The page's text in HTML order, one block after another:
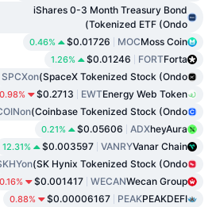
iShares 0-3 Month Treasury Bond
Tokenized ETF (Ondo)
Moss Coin
MOC
$0.01726
0.46%
Forta
FORT
$0.01246
1.26%
SpaceX Tokenized Stock (Ondo)
SPCXon
Energy Web Token
EWT
$0.2713
0.98%
Coinbase Tokenized Stock (Ondo)
heyAura
ADX
$0.05606
0.21%
Vanar Chain
VANRY
$0.003597
12.31%
SK Hynix Tokenized Stock (Ondo)
Wecan Group
WECAN
$0.001417
0.16%
PEAKDEFI
PEAK
$0.00006167
0.88%